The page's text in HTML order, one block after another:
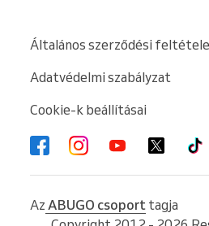
Általános szerződési
Adatvédelmi szabályzat
Cookie-k beállításai
Az ABUGO csoport tagja